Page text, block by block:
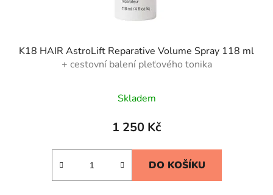
K18 HAIR AstroLift Reparative Volume Spray 118 ml
+ cestovní balení pleťového tonika
Skladem
1 250 Kč
DO KOŠÍKU